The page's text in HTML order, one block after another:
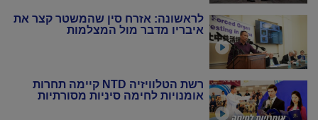
לראשונה: אזרח סין שהמשטר קצר את
איבריו מדבר מול המצלמות
רשת הטלוויזיה NTD קיימה תחרות
אומנויות לחימה סיניות מסורתיות